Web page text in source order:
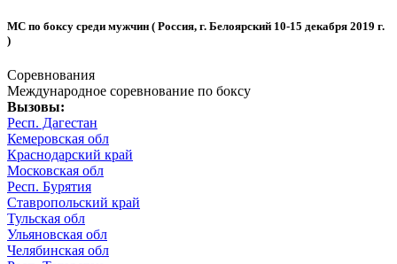
МС по боксу среди мужчин ( Россия, г. Белоярский 10-15 декабря 2019 г.
)
Соревнования
Международное соревнование по боксу
Вызовы:
Респ. Дагестан
Кемеровская обл
Краснодарский край
Московская обл
Респ. Бурятия
Ставропольский край
Тульская обл
Ульяновская обл
Челябинская обл